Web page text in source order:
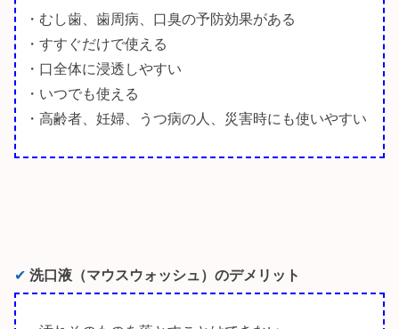
・むし歯、歯周病、口臭の予防効果がある
・すすぐだけで使える
・口全体に浸透しやすい
・いつでも使える
・高齢者、妊婦、うつ病の人、災害時にも使いやすい
✔︎ 洗口液（マウスウォッシュ）のデメリット